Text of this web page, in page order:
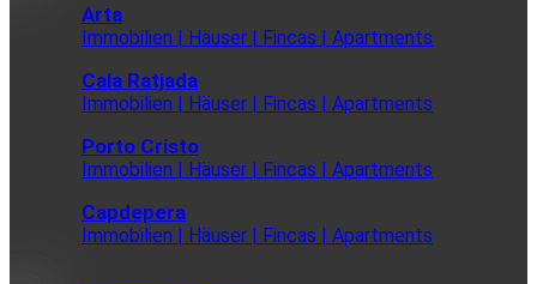
Arta
Immobilien | Häuser | Fincas | Apartments
Cala Ratjada
Immobilien | Häuser | Fincas | Apartments
Porto Cristo
Immobilien | Häuser | Fincas | Apartments
Capdepera
Immobilien | Häuser | Fincas | Apartments